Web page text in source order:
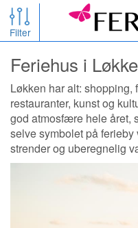
Filter
Feriehus i
Løkken har alt: shopping,
restauranter, kunst og
god atmosfære hele året,
selve symbolet på
strender og uberegnelig